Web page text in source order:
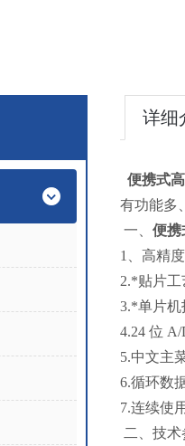
详细
便携式
有功能多
一、 便携
1、高精
2.*贴片
3.*单片机
4.24 位
5.中文主
6.循环数
7.连续使
二、技